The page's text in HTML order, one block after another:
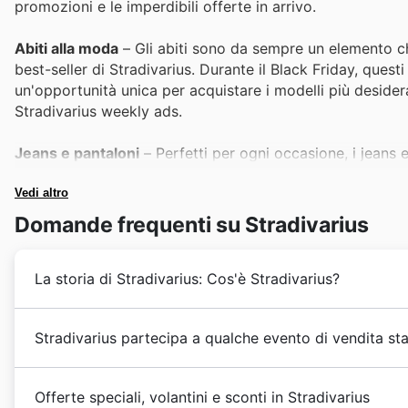
promozioni e le imperdibili offerte in arrivo.
Abiti alla moda – Gli abiti sono da sempre un elemento
best-seller di Stradivarius. Durante il Black Friday,
un'opportunità unica per acquistare i modelli più
Stradivarius weekly ads.
Jeans e pantaloni – Perfetti per ogni occasione, i jeans
perdete gli Stradivarius offers per approfittare di sconti
Maglieria accogliente– Con l'avvicinarsi delle
nelle Stradivarius Black Friday sales e nei cataloghi
Stradivarius incontra sempre il favore delle clienti.
disponibili a prezzi vantaggiosi, permettendo di
Vedi altro
Domande frequenti su Stradivarius
La storia di Stradivarius: Cos'è Stradivarius?
Nel cuore della moda italiana, Stradivarius vanta una
chiara per offrire creazioni di tendenza, il brand ha
Fin dai suoi esordi, Stradivarius ha puntato a un
Stradivarius partecipa a qualche evento di vendita
Offerte speciali, volantini e sconti in Stradivarius